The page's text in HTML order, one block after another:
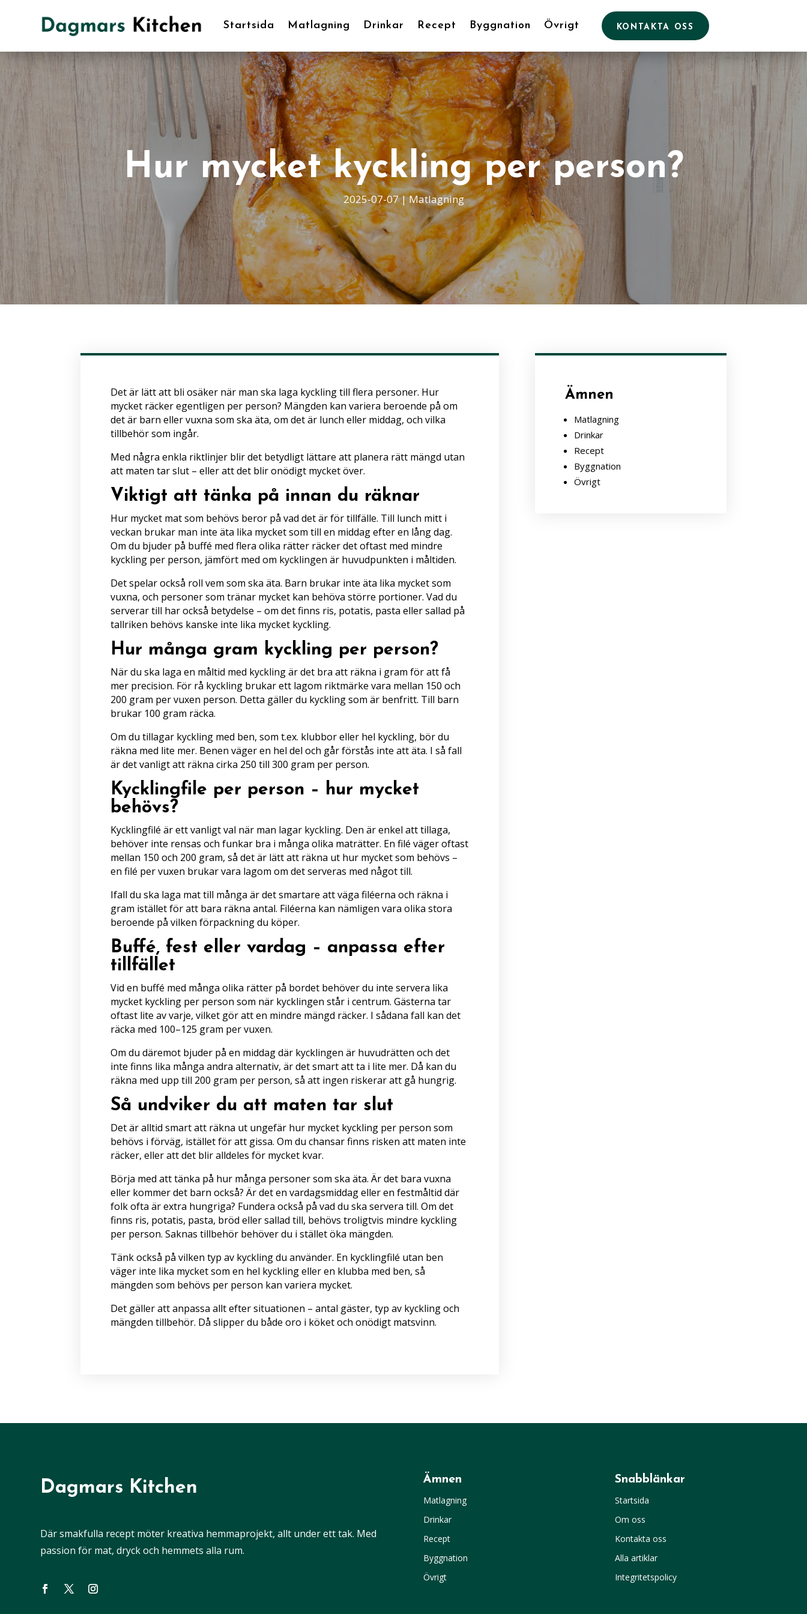
Startsida Matlagning Drinkar Recept Byggnation Övrigt KONTAKTA OSS
Hur mycket kyckling per person?
2025-07-07|Matlagning
Det är lätt att bli osäker när man ska laga kyckling till flera personer. Hur
mycket räcker egentligen per person? Mängden kan variera beroende på om
det är barn eller vuxna som ska äta, om det är lunch eller middag, och vilka
tillbehör som ingår.
Med några enkla riktlinjer blir det betydligt lättare att planera rätt mängd utan
att maten tar slut – eller att det blir onödigt mycket över.
Viktigt att tänka på innan du räknar
Hur mycket mat som behövs beror på vad det är för tillfälle. Till lunch mitt i
veckan brukar man inte äta lika mycket som till en middag efter en lång dag.
Om du bjuder på buffé med flera olika rätter räcker det oftast med mindre
kyckling per person, jämfört med om kycklingen är huvudpunkten i måltiden.
Det spelar också roll vem som ska äta. Barn brukar inte äta lika mycket som
vuxna, och personer som tränar mycket kan behöva större portioner. Vad du
serverar till har också betydelse – om det finns ris, potatis, pasta eller sallad på
tallriken behövs kanske inte lika mycket kyckling.
Hur många gram kyckling per person?
När du ska laga en måltid med kyckling är det bra att räkna i gram för att få
mer precision. För rå kyckling brukar ett lagom riktmärke vara mellan 150 och
200 gram per vuxen person. Detta gäller du kyckling som är benfritt. Till barn
brukar 100 gram räcka.
Om du tillagar kyckling med ben, som t.ex. klubbor eller hel kyckling, bör du
räkna med lite mer. Benen väger en hel del och går förstås inte att äta. I så fall
är det vanligt att räkna cirka 250 till 300 gram per person.
Kycklingfile per person – hur mycket
behövs?
Kycklingfilé är ett vanligt val när man lagar kyckling. Den är enkel att tillaga,
behöver inte rensas och funkar bra i många olika maträtter. En filé väger oftast
mellan 150 och 200 gram, så det är lätt att räkna ut hur mycket som behövs –
en filé per vuxen brukar vara lagom om det serveras med något till.
Ifall du ska laga mat till många är det smartare att väga filéerna och räkna i
gram istället för att bara räkna antal. Filéerna kan nämligen vara olika stora
beroende på vilken förpackning du köper.
Buffé, fest eller vardag – anpassa efter
tillfället
Vid en buffé med många olika rätter på bordet behöver du inte servera lika
mycket kyckling per person som när kycklingen står i centrum. Gästerna tar
oftast lite av varje, vilket gör att en mindre mängd räcker. I sådana fall kan det
räcka med 100–125 gram per vuxen.
Om du däremot bjuder på en middag där kycklingen är huvudrätten och det
inte finns lika många andra alternativ, är det smart att ta i lite mer. Då kan du
räkna med upp till 200 gram per person, så att ingen riskerar att gå hungrig.
Så undviker du att maten tar slut
Det är alltid smart att räkna ut ungefär hur mycket kyckling per person som
behövs i förväg, istället för att gissa. Om du chansar finns risken att maten inte
räcker, eller att det blir alldeles för mycket kvar.
Börja med att tänka på hur många personer som ska äta. Är det bara vuxna
eller kommer det barn också? Är det en vardagsmiddag eller en festmåltid där
folk ofta är extra hungriga? Fundera också på vad du ska servera till. Om det
finns ris, potatis, pasta, bröd eller sallad till, behövs troligtvis mindre kyckling
per person. Saknas tillbehör behöver du i stället öka mängden.
Tänk också på vilken typ av kyckling du använder. En kycklingfilé utan ben
väger inte lika mycket som en hel kyckling eller en klubba med ben, så
mängden som behövs per person kan variera mycket.
Det gäller att anpassa allt efter situationen – antal gäster, typ av kyckling och
mängden tillbehör. Då slipper du både oro i köket och onödigt matsvinn.
Ämnen
Matlagning
Drinkar
Recept
Byggnation
Övrigt
Dagmars Kitchen
Där smakfulla recept möter kreativa hemmaprojekt, allt under ett tak. Med
passion för mat, dryck och hemmets alla rum.
Ämnen
Matlagning
Drinkar
Recept
Byggnation
Övrigt
Snabblänkar
Startsida
Om oss
Kontakta oss
Alla artiklar
Integritetspolicy